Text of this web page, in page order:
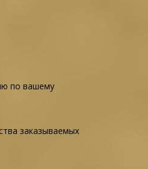
по вашему
заказываемых